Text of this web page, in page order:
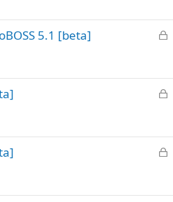
З
р
5.1 [beta]
З
р
З
р